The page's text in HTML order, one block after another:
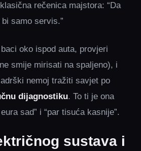
rečenica majstora: “Da
samo servis.”
oko ispod auta, provjeri
smije mirisati na spaljeno), i
nemoj tražiti savjet po
dijagnostiku. To ti je ona
sad” i “par tisuća kasnije”.
sustava i